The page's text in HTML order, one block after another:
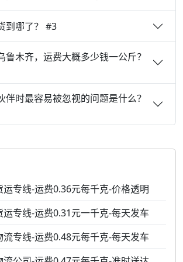
到哪了？ #3
鲁木齐，运费大概多少钱一公斤？
伴时最容易被忽视的问题是什么？
专线-运费0.36元每千克-价格透明
运专线-运费0.31元一千克-每天发车
专线-运费0.48元每千克-每天发车